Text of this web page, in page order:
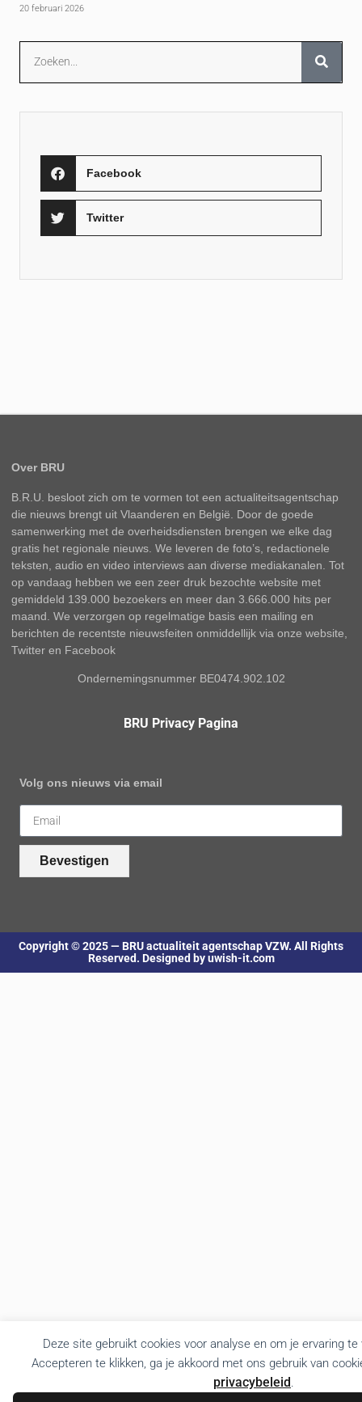
Deze site gebruikt cookies voor analyse en om je ervaring
Accepteren te klikken, ga je akkoord met ons gebruik van
privacybeleid.
20 februari 2026
Facebook
Twitter
Over BRU
B.R.U. besloot zich om te vormen tot een actualiteitsagentschap
die nieuws brengt uit Vlaanderen en België. Door de goede
samenwerking met de overheidsdiensten brengen we elke dag
gratis het regionale nieuws. We leveren de foto’s, redactionele
teksten, audio en video interviews aan diverse mediakanalen. Tot
op vandaag hebben we een zeer druk bezochte website met
gemiddeld 139.000 bezoekers en meer dan 3.666.000 hits per
maand. We verzorgen op regelmatige basis een mailing en
berichten de recentste nieuwsfeiten onmiddellijk via onze website,
Twitter en Facebook
Ondernemingsnummer BE0474.902.102
BRU Privacy Pagina
Volg ons nieuws via email
Bevestigen
Copyright © 2025 — BRU actualiteit agentschap VZW. All Rights
Reserved. Designed by uwish-it.com